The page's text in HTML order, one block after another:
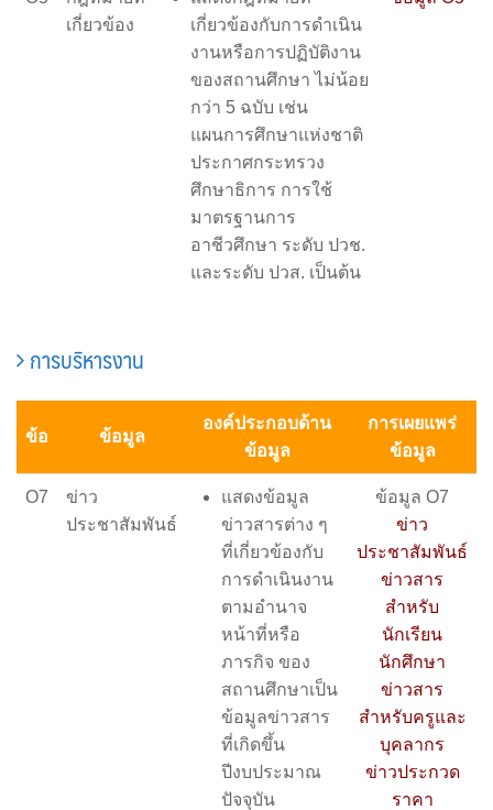
เกี่ยวข้อง
เกี่ยวข้องกับการดำเนิน
งานหรือการปฏิบัติงาน
ของสถานศึกษา ไม่น้อย
กว่า 5 ฉบับ เช่น
แผนการศึกษาแห่งชาติ
ประกาศกระทรวง
ศึกษาธิการ การใช้
มาตรฐานการ
อาชีวศึกษา ระดับ ปวช.
และระดับ ปวส. เป็นต้น
การบริหารงาน
ข้อ ข้อมูล
องค์ประกอบด้าน
ข้อมูล
การเผยแพร่
ข้อมูล
O7
ข่าว
ประชาสัมพันธ์
แสดงข้อมูล
ข่าวสารต่าง ๆ
ที่เกี่ยวข้องกับ
การดำเนินงาน
ตามอำนาจ
หน้าที่หรือ
ภารกิจ ของ
สถานศึกษาเป็น
ข้อมูลข่าวสาร
ที่เกิดขึ้น
ปีงบประมาณ
ปัจจุบัน
ข้อมูล O7
ข่าว
ประชาสัมพันธ์
ข่าวสาร
สำหรับ
นักเรียน
นักศึกษา
ข่าวสาร
สำหรับครูและ
บุคลากร
ข่าวประกวด
ราคา